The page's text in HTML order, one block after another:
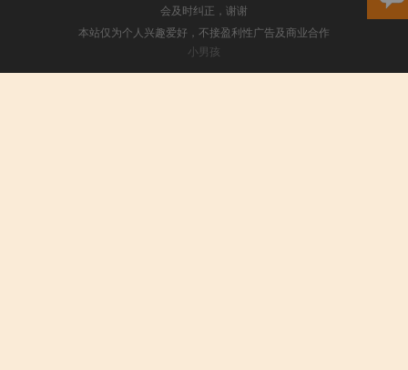
会及时纠正，谢谢
本站仅为个人兴趣爱好，不接盈利性广告及商业合作
小男孩